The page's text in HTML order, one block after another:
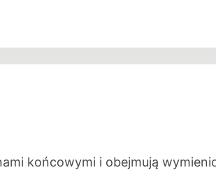
końcowymi i obejmują